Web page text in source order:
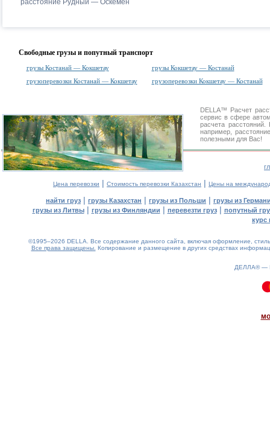
расстояние Рудный — Оскемен
Свободные грузы и попутный транспорт
грузы Костанай — Кокшетау
грузы Кокшетау — Костанай
грузоперевозки Костанай — Кокшетау
грузоперевозки Кокшетау — Костанай
DELLA™ Расчет
сервис в сфере
расчета
например,
полезными для Вас!
Цена перевозки | Стоимость перевозки Казахстан | Цены на
найти груз | грузы Казахстан | грузы из Польши | грузы из
грузы из Литвы| грузы из Финляндии | перевезти груз| попутный
курс
©1995–2026 DELLA. Все содержание данного сайта, включая оформление,
Все права защищены. Копирование и размещение в других средствах
ДЕЛЛА® —